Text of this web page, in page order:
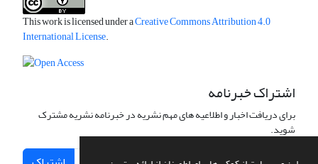
This work is licensed under aCreative Commons Attribution 4.0
International License.
اشتراک خبرنامه
برای دریافت اخبار و اطلاعیه های مهم نشریه در خبرنامه نشریه مشترک
شوید.